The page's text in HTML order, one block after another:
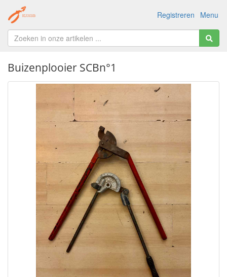
Menu
Registreren
Buizenplooier SCBn°1